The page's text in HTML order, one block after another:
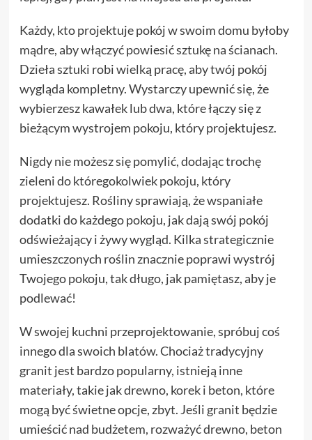
Każdy, kto projektuje pokój w swoim domu byłoby
mądre, aby włączyć powiesić sztukę na ścianach.
Dzieła sztuki robi wielką pracę, aby twój pokój
wygląda kompletny. Wystarczy upewnić się, że
wybierzesz kawałek lub dwa, które łączy się z
bieżącym wystrojem pokoju, który projektujesz.
Nigdy nie możesz się pomylić, dodając trochę
zieleni do któregokolwiek pokoju, który
projektujesz. Rośliny sprawiają, że wspaniałe
dodatki do każdego pokoju, jak dają swój pokój
odświeżający i żywy wygląd. Kilka strategicznie
umieszczonych roślin znacznie poprawi wystrój
Twojego pokoju, tak długo, jak pamiętasz, aby je
podlewać!
W swojej kuchni przeprojektowanie, spróbuj coś
innego dla swoich blatów. Chociaż tradycyjny
granit jest bardzo popularny, istnieją inne
materiały, takie jak drewno, korek i beton, które
mogą być świetne opcje, zbyt. Jeśli granit będzie
umieścić nad budżetem, rozważyć drewno, beton